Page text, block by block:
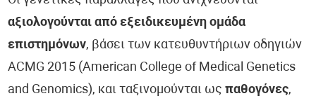
αξιολογούνται από εξειδικευμένη ομάδα
επιστημόνων, βάσει των κατευθυντήριων οδηγιών
ACMG 2015 (American College of Medical Genetics
and Genomics), και ταξινομούνται ωςπαθογόνες,